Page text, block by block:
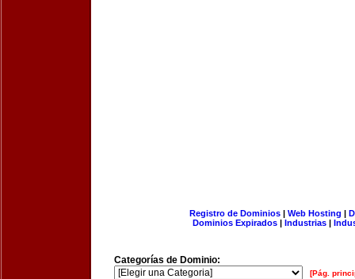
Registro de Dominios| Web Hosting |
Dominios Expirados | Industrias |
Categorías de Dominio:
[Pág.